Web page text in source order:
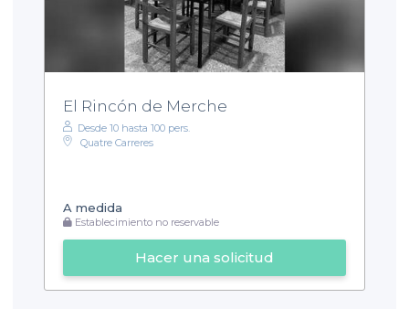
El Rincón de Merche
Desde 10 hasta 100 pers.
Quatre Carreres
A medida
Establecimiento no reservable
Hacer una solicitud